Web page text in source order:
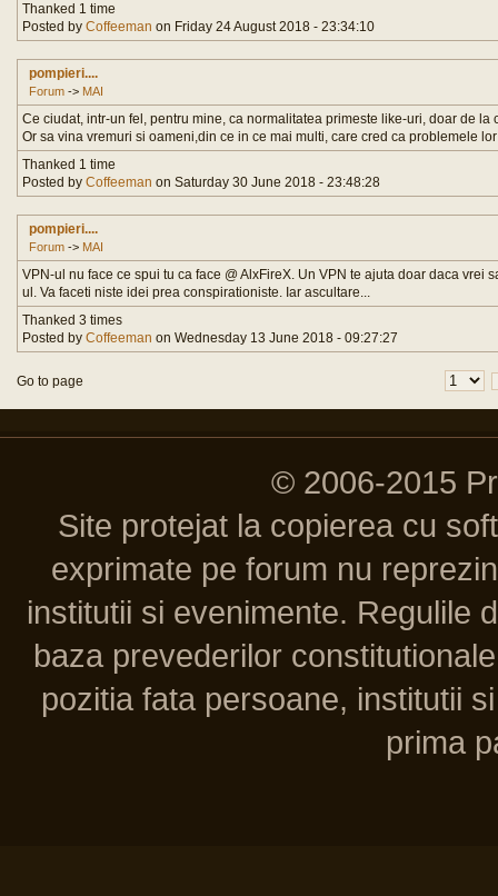
Thanked 1 time
Posted by Coffeeman on Friday 24 August 2018 - 23:34:10
pompieri....
Forum -> MAI
Ce ciudat, intr-un fel, pentru mine, ca normalitatea primeste like-uri, doar de la
Or sa vina vremuri si oameni,din ce in ce mai multi, care cred ca problemele
Thanked 1 time
Posted by Coffeeman on Saturday 30 June 2018 - 23:48:28
pompieri....
Forum -> MAI
VPN-ul nu face ce spui tu ca face @ AlxFireX. Un VPN te ajuta doar daca
ul. Va faceti niste idei prea conspirationiste. Iar ascultare...
Thanked 3 times
Posted by Coffeeman on Wednesday 13 June 2018 - 09:27:27
Go to page
© 2006-2015
Site protejat la copierea cu
exprimate pe forum nu
institutii si evenimente. Regulile
baza prevederilor
pozitia fata persoane, institutii
prima